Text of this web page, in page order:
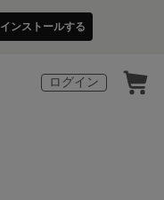
インストールする
ログイン